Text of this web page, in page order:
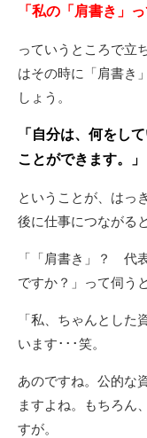
「私の「肩書き」っ
っていうところで立
はその時に「肩書き
しょう。
「自分は、何をし
ことができます。」
ということが、はっ
後に仕事につながる
「「肩書き」？ 代
ですか？」って伺う
「私、ちゃんとした
います･･･笑。
あのですね。公的な
ますよね。もちろん
すが。